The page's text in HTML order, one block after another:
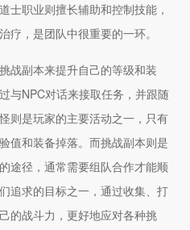
士职业则擅长辅助和控制技能，
疗，是团队中很重要的一环。
战副本来提升自己的等级和装
与NPC对话来接取任务，并跟随
则是玩家的主要活动之一，只有
值和装备掉落。而挑战副本则是
途径，通常需要组队合作才能顺
追求的目标之一，通过收集、打
的战斗力，更好地应对各种挑